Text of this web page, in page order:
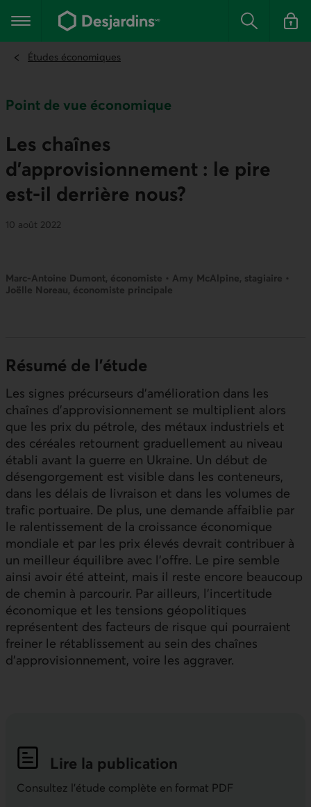
contenu
Menu principal Rechercher
Se
Études économiques
Point de vue économique
Les chaînes
d’approvisionnement : le pire
est-il derrière nous?
10 août 2022
Marc-Antoine Dumont, économiste • Amy McAlpine, stagiaire •
Joëlle Noreau, économiste principale
Résumé de l'étude
Les signes précurseurs d’amélioration dans les
chaînes d’approvisionnement se multiplient alors
que les prix du pétrole, des métaux industriels et
des céréales retournent graduellement au niveau
établi avant la guerre en Ukraine. Un début de
désengorgement est visible dans les conteneurs,
dans les délais de livraison et dans les volumes de
trafic portuaire. De plus, une demande affaiblie par
le ralentissement de la croissance économique
mondiale et par les prix élevés devrait contribuer à
un meilleur équilibre avec l’offre. Le pire semble
ainsi avoir été atteint, mais il reste encore beaucoup
de chemin à parcourir. Par ailleurs, l’incertitude
économique et les tensions géopolitiques
représentent des facteurs de risque qui pourraient
freiner le rétablissement au sein des chaînes
d’approvisionnement, voire les aggraver.
Lire la publication
Consultez l'étude complète en format PDF